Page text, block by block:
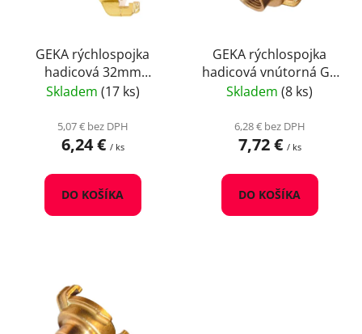
GEKA rýchlospojka
hadicová 32mm
mosadz
Skladem (17 ks)
5,07 € bez DPH
6,24 € / ks
DO KOŠÍKA
GEKA rýchlospojka
hadicová vnútorná G1
1/2" mosadz
Skladem (8 ks)
6,28 € bez DPH
7,72 € / ks
DO KOŠÍKA